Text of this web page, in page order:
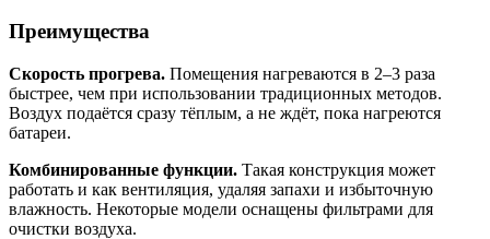
Преимущества
Скорость прогрева. Помещения нагреваются в 2–3 раза
быстрее, чем при использовании традиционных методов.
Воздух подаётся сразу тёплым, а не ждёт, пока нагреются
батареи.
Комбинированные функции. Такая конструкция может
работать и как вентиляция, удаляя запахи и избыточную
влажность. Некоторые модели оснащены фильтрами для
очистки воздуха.